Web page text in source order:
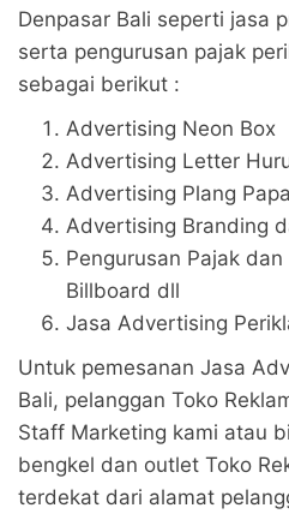
Denpasar Bali seperti jasa
serta pengurusan pajak
sebagai berikut :
Advertising Neon Box
Advertising Letter
Advertising Plang
Advertising Branding
Pengurusan Pajak
Billboard dll
Jasa Advertising
Untuk pemesanan Jasa
Bali, pelanggan Toko
Staff Marketing kami atau
bengkel dan outlet Toko
terdekat dari alamat